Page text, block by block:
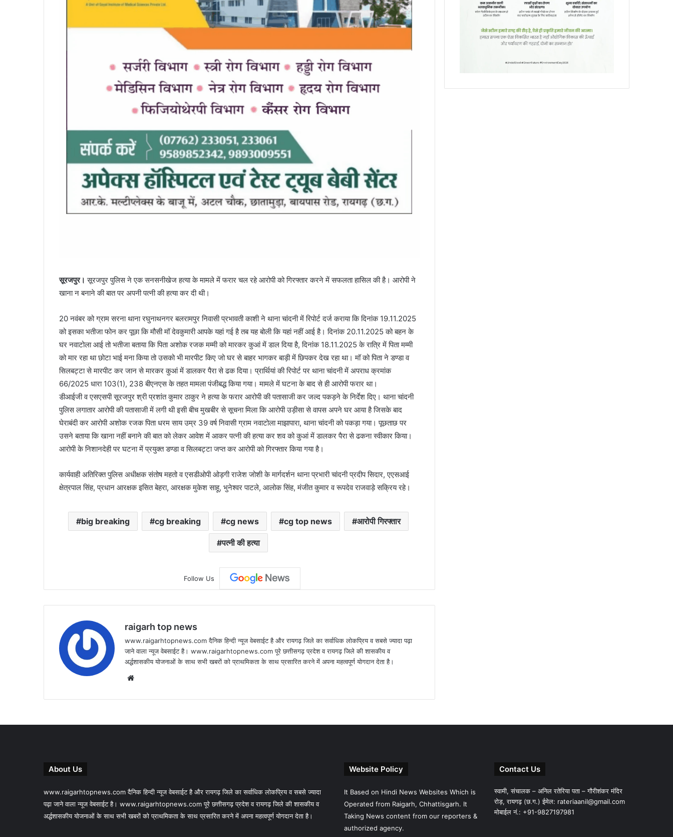
सूरजपुर। सूरजपुर पुलिस ने एक सनसनीखेज हत्या के मामले में फरार चल रहे आरोपी को गिरफ्तार करने में सफलता हासिल की है। आरोपी ने
खाना न बनाने की बात पर अपनी पत्नी की हत्या कर दी थी।
20 नवंबर को ग्राम सरना थाना रघुनाथनगर बलरामपुर निवासी प्रभावती काशी ने थाना चांदनी में रिपोर्ट दर्ज कराया कि दिनांक 19.11.2025
को इसका भतीजा फोन कर पूछा कि मौसी मॉ देवकुमारी आपके यहां गई है तब यह बोली कि यहां नहीं आई है। दिनांक 20.11.2025 को बहन के
घर नवाटोला आई तो भतीजा बताया कि पिता अशोक रजक मम्मी को मारकर कुआं में डाल दिया है, दिनांक 18.11.2025 के रात्रि में पिता मम्मी
को मार रहा था छोटा भाई मना किया तो उसको भी मारपीट किए जो घर से बाहर भागकर बाड़ी में छिपकर देख रहा था। मॉ को पिता ने डण्डा व
सिलबट्टा से मारपीट कर जान से मारकर कुआं में डालकर पैरा से ढक दिया। प्रार्थियां की रिपोर्ट पर थाना चांदनी में अपराध क्रमांक
66/2025 धारा 103(1), 238 बीएनएस के तहत मामला पंजीबद्ध किया गया। मामले में घटना के बाद से ही आरोपी फरार था।
डीआईजी व एसएसपी सूरजपुर श्री प्रशांत कुमार ठाकुर ने हत्या के फरार आरोपी की पतासाजी कर जल्द पकड़ने के निर्देश दिए। थाना चांदनी
पुलिस लगातार आरोपी की पतासाजी में लगी थी इसी बीच मुखबीर से सूचना मिला कि आरोपी उड़ीसा से वापस अपने घर आया है जिसके बाद
घेराबंदी कर आरोपी अशोक रजक पिता धरम साय उम्र 39 वर्ष निवासी ग्राम नवाटोला माझापारा, थाना चांदनी को पकड़ा गया। पूछताछ पर
उसने बताया कि खाना नहीं बनाने की बात को लेकर आवेश में आकर पत्नी की हत्या कर शव को कुआं में डालकर पैरा से ढकना स्वीकार किया।
आरोपी के निशानदेही पर घटना में प्रयुक्त डण्डा व सिलबट्टा जप्त कर आरोपी को गिरफ्तार किया गया है।
कार्यवाही अतिरिक्त पुलिस अधीक्षक संतोष महतो व एसडीओपी ओड़गी राजेश जोशी के मार्गदर्शन थाना प्रभारी चांदनी प्रदीप सिदार, एएसआई
क्षेत्रपाल सिंह, प्रधान आरक्षक इसित बेहरा, आरक्षक मुकेश साहू, भुनेश्वर पाटले, आलोक सिंह, मंजीत कुमार व रूपदेव राजवाड़े सक्रिय रहे।
big breaking cg breaking cg news cg top news आरोपी गिरफ्तार
पत्नी की हत्या
Follow Us
raigarh top news
www.raigarhtopnews.com दैनिक हिन्दी न्यूज वेबसाईट है और रायगढ़ जिले का सर्वाधिक लोकप्रिय व सबसे ज्यादा पढ़ा
जाने वाला न्यूज वेबसाईट है। www.raigarhtopnews.com पूरे छत्तीसगढ़ प्रदेश व रायगढ़ जिले की शासकीय व
अर्द्धशासकीय योजनाओं के साथ सभी खबरों को प्राथमिकता के साथ प्रसारित करने में अपना महत्वपूर्ण योगदान देता है।
About Us
www.raigarhtopnews.com दैनिक हिन्दी न्यूज वेबसाईट है और रायगढ़ जिले का सर्वाधिक लोकप्रिय व सबसे ज्यादा
पढ़ा जाने वाला न्यूज वेबसाईट है। www.raigarhtopnews.com पूरे छत्तीसगढ़ प्रदेश व रायगढ़ जिले की शासकीय व
अर्द्धशासकीय योजनाओं के साथ सभी खबरों को प्राथमिकता के साथ प्रसारित करने में अपना महत्वपूर्ण योगदान देता है।
Website Policy
It Based on Hindi News Websites Which is
Operated from Raigarh, Chhattisgarh. It
Taking News content from our reporters &
authorized agency.
Contact Us
स्वामी, संचालक – अनिल रतेरिया पता – गौरीशंकर मंदिर
रोड़, रायगढ़ (छ.ग.) ईमेल: rateriaanil@gmail.com
मोबाईल नं.: +91-9827197981